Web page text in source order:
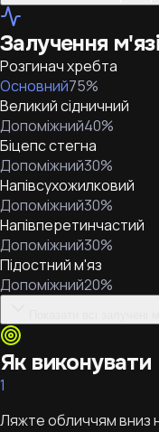
Залучення
Розгинач хребта
Основний75%
Великий сідничний
Допоміжний40%
Біцепс стегна
Допоміжний30%
Напівсухожилковий
Допоміжний30%
Напівперетинчастий
Допоміжний30%
Підостний м'яз
Допоміжний20%
Як виконувати
1
Ляжте обличчям вниз